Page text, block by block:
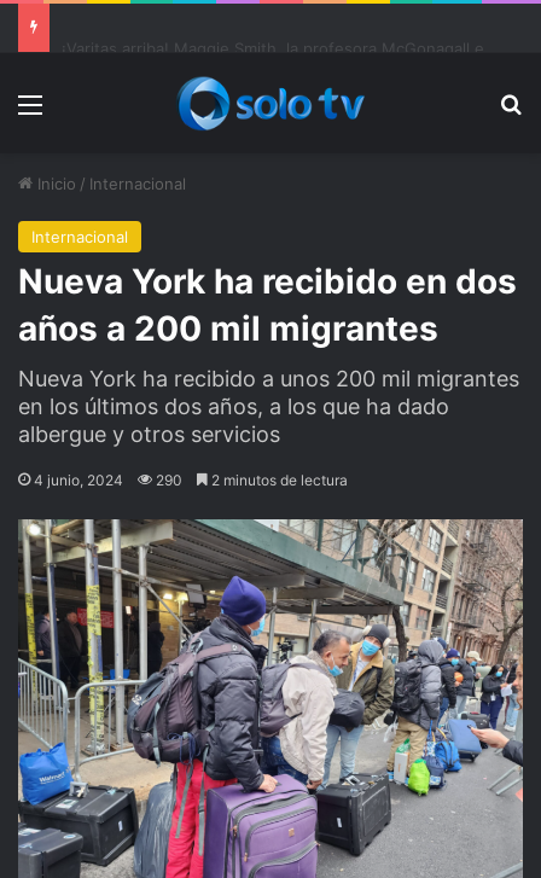
Menu
Inicio / Internacional
Internacional
Nueva York ha recibido en dos
años a 200 mil migrantes
Nueva York ha recibido a unos 200 mil migrantes
en los últimos dos años, a los que ha dado
albergue y otros servicios
4 junio, 2024 290 2 minutos de lectura